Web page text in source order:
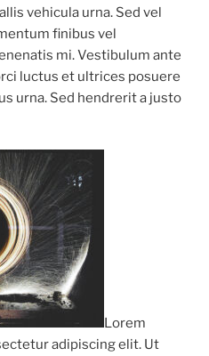
vehicula urna. Sed vel
finibus vel
mi. Vestibulum ante
luctus et ultrices posuere
urna. Sed hendrerit a justo
Lorem
adipiscing elit. Ut